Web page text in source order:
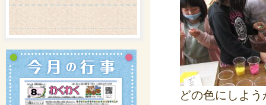
どの色にしよ